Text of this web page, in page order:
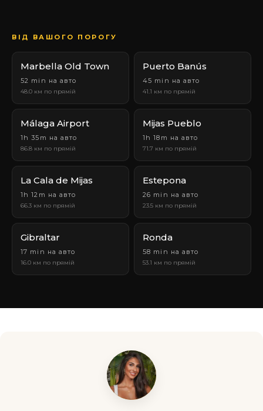
ВІД ВАШОГО ПОРОГУ
Marbella Old Town
52 min на авто
48.0 км по прямій
Puerto Banús
45 min на авто
41.1 км по прямій
Málaga Airport
1h 35m на авто
86.8 км по прямій
Mijas Pueblo
1h 18m на авто
71.7 км по прямій
La Cala de Mijas
1h 12m на авто
66.3 км по прямій
Estepona
26 min на авто
23.5 км по прямій
Gibraltar
17 min на авто
16.0 км по прямій
Ronda
58 min на авто
53.1 км по прямій